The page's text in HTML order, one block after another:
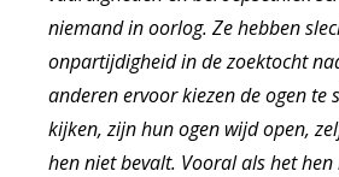
niemand in oorlog. Ze hebben
onpartijdigheid in de zoektocht
anderen ervoor kiezen de ogen te
kijken, zijn hun ogen wijd open,
hen niet bevalt. Vooral als het hen